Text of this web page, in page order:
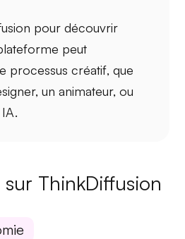
pour découvrir
peut
processus créatif, que
un animateur, ou
ThinkDiffusion